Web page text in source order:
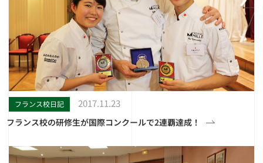
フランス校日記 2017.11.23
フランス校の研修生が国際コンクールで2連覇達成！